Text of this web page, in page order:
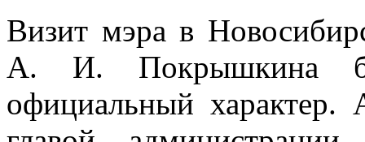
Визит мэра в
А. И. Покрышкина
официальный характер.